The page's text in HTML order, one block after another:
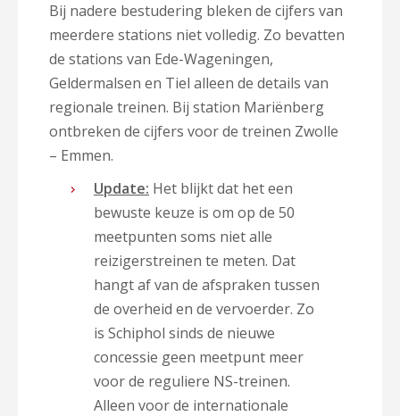
Bij nadere bestudering bleken de cijfers van
meerdere stations niet volledig. Zo bevatten
de stations van Ede-Wageningen,
Geldermalsen en Tiel alleen de details van
regionale treinen. Bij station Mariënberg
ontbreken de cijfers voor de treinen Zwolle
– Emmen.
Update: Het blijkt dat het een
bewuste keuze is om op de 50
meetpunten soms niet alle
reizigerstreinen te meten. Dat
hangt af van de afspraken tussen
de overheid en de vervoerder. Zo
is Schiphol sinds de nieuwe
concessie geen meetpunt meer
voor de reguliere NS-treinen.
Alleen voor de internationale